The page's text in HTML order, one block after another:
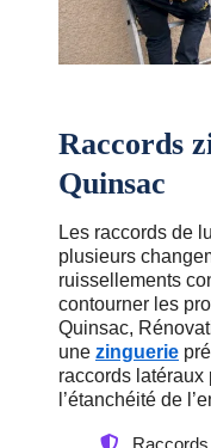
Raccords
Quinsac
Les raccords de
plusieurs
ruissellements
contourner les
Quinsac,
une zinguerie
raccords
l’étanchéité de